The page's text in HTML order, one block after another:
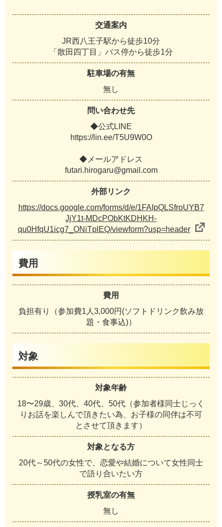
交通案内
JR西八王子駅から徒歩10分
「散田四丁目」バス停から徒歩1分
駐車場の有無
無し
問い合わせ先
◆公式LINE
https://lin.ee/T5U9W0O
◆メールアドレス
futari.hirogaru@gmail.com
外部リンク
https://docs.google.com/forms/d/e/1FAIpQLSfroUYB7
JjY1t-MDcPObKtKDHKH-
qu0HfqU1icg7_ONiTplEQ/viewform?usp=header
費用
費用
負担有り（参加費1人3,000円(ソフトドリンク飲み放
題・食事込)）
対象
対象年齢
18〜29歳、30代、40代、50代（参加者様同士じっく
りお話を楽しんで頂きたい為、お子様の同伴は不可
とさせて頂きます）
対象となる方
20代～50代の女性で、恋愛や結婚について女性同士
で語り合いたい方
授乳室の有無
無し